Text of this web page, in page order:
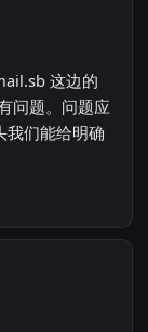
这边的
问题。问题应
我们能给明确